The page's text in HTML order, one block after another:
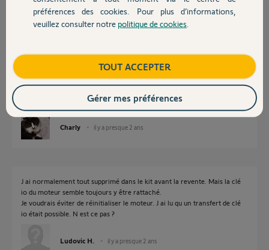
Contact
remise en service comme s'il s'agissait d'un neuf.
Ensuite vous pourrez l'affecter à Tahoma.
Bonne journée à vous.
Charly il y a presque 2 ans
J ai normalement tout supprimé dans le kit avant la revente. Mais la clé
io du moteur semble toujours y être rattaché.
Je voudrais éviter de réinitialiser le moteur. J ai lu qu un transfert de clé
io était possible. N est ce pas ?
Ludovic H. il y a presque 2 ans
préférences des cookies. Pour plus d’informations,
veuillez consulter notre politique de cookies
TOUT ACCEPTER
Gérer mes préférences